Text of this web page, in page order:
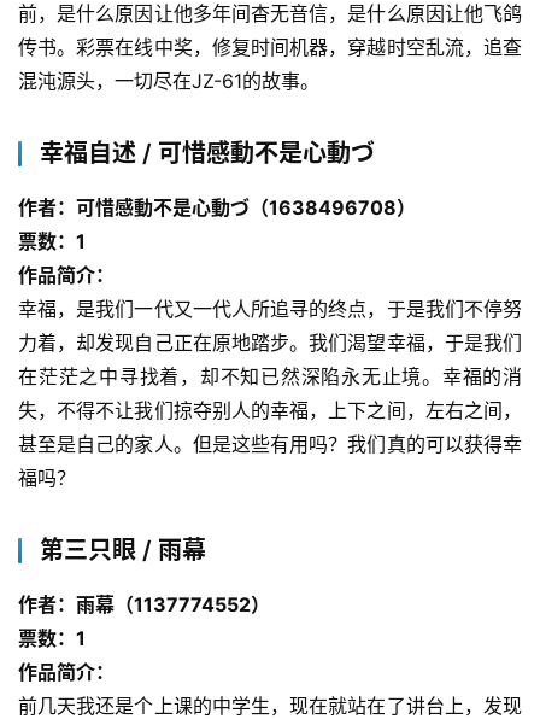
前，是什么原因让他多年间杳无音信，是什么原因让他飞鸽
传书。彩票在线中奖，修复时间机器，穿越时空乱流，追查
混沌源头，一切尽在JZ-61的故事。
幸福自述 / 可惜感動不是心動づ
作者：可惜感動不是心動づ（1638496708）
票数：1
作品简介：
幸福，是我们一代又一代人所追寻的终点，于是我们不停努
力着，却发现自己正在原地踏步。我们渴望幸福，于是我们
在茫茫之中寻找着，却不知已然深陷永无止境。幸福的消
失，不得不让我们掠夺别人的幸福，上下之间，左右之间，
甚至是自己的家人。但是这些有用吗？我们真的可以获得幸
福吗？
第三只眼 / 雨幕
作者：雨幕（1137774552）
票数：1
作品简介：
前几天我还是个上课的中学生，现在就站在了讲台上，发现